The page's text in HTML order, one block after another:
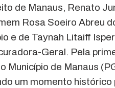
de Manaus, Renato
Rosa Soeiro Abreu
e de Taynah Litaiff
Geral. Pela
Município de Manaus
um momento